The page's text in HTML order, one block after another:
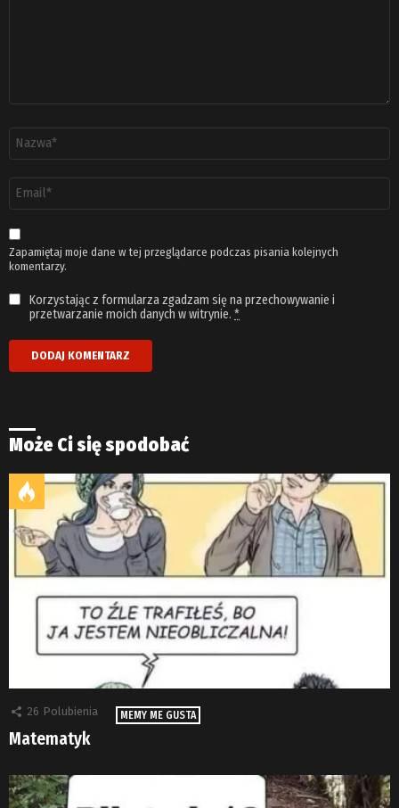
email
*
Zapamiętaj moje dane w tej przeglądarce podczas pisania kolejnych
komentarzy.
Korzystając z formularza zgadzam się na przechowywanie i
przetwarzanie moich danych w witrynie. *
Może Ci się spodobać
26 Polubienia MEMY ME GUSTA
Matematyk